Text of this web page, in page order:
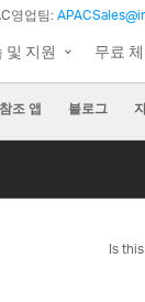
영업팀:
및 지원 무료
참조 앱 블로그
Is